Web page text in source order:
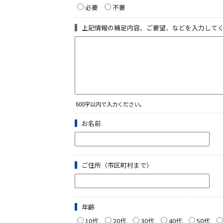
必要
不要
上記情報の補足内容、ご要望、などを入力してく
600字以内で入力ください。
お名前
ご住所（市区町村まで）
年齢
10代
20代 30代 40代 50代